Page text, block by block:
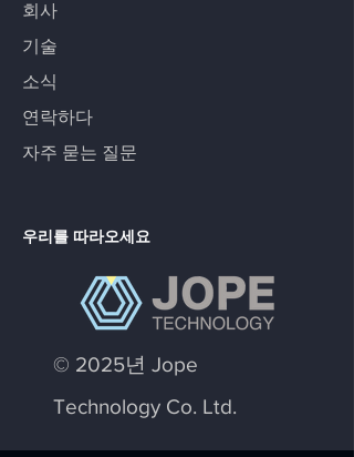
회사
기술
소식
연락하다
자주 묻는 질문
우리를 따라오세요
© 2025년 Jope
Technology Co. Ltd.